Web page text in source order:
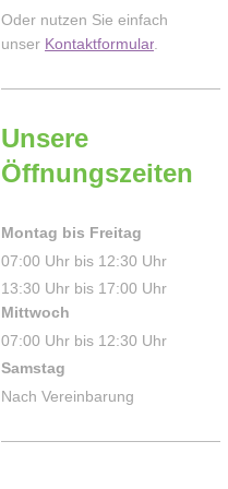
Oder nutzen Sie einfach
unser Kontaktformular
Unsere
Öffnungszeiten
Montag bis Freitag
07:00 Uhr bis 12:30 Uhr
13:30 Uhr bis 17:00 Uhr
Mittwoch
07:00 Uhr bis 12:30 Uhr
Samstag
Nach Vereinbarung